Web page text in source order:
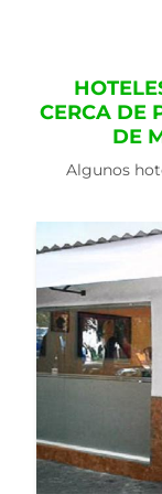
CERCA DE
DE
Algunos